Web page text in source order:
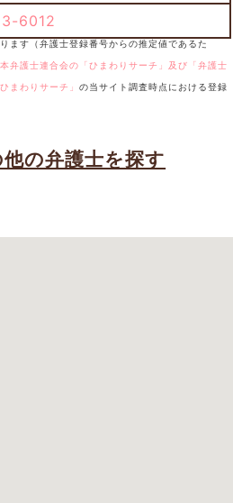
6012
ます（弁護士登録番号からの推定値であるた
本弁護士連合会の「ひまわりサーチ」及び「弁護士
ひまわりサーチ」 の当サイト調査時点における登録
の弁護士を探す